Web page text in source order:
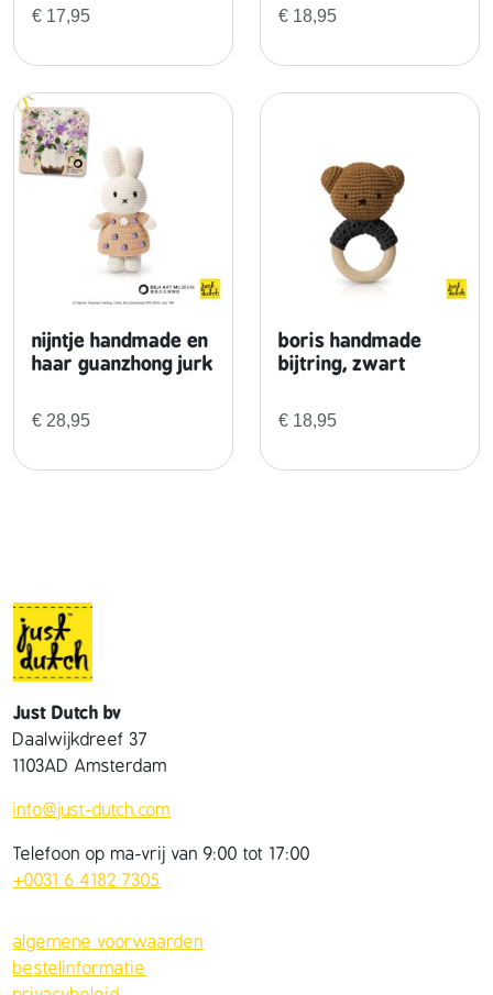
l
a
a
€ 17,95 € 18,95
nijntje handmade en
haar guanzhong jurk
€ 28,95
boris handmade
bijtring, zwart
€ 18,95
Just Dutch bv
Daalwijkdreef 37
1103AD Amsterdam
info@just-dutch.com
Telefoon op ma-vrij van 9:00 tot 17:00
+0031 6 4182 7305
algemene voorwaarden
bestelinformatie